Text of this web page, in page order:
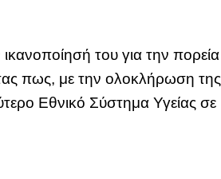
του για την πορεία
πως, με την ολοκλήρωση της
Εθνικό Σύστημα Υγείας σε